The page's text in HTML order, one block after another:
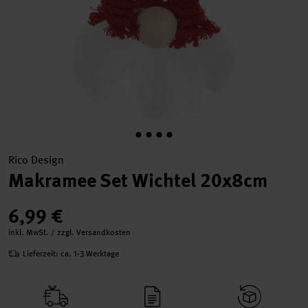
Rico Design
Makramee Set Wichtel 20x8cm
6,99 €
inkl. MwSt. / zzgl. Versandkosten
Lieferzeit: ca. 1-3 Werktage